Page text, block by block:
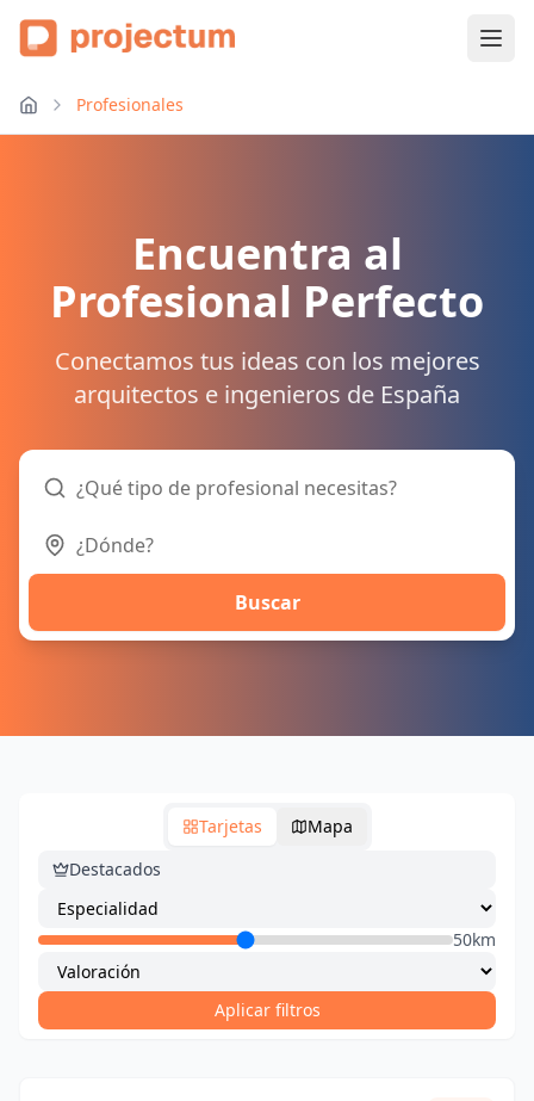
Profesionales
Encuentra al
Profesional Perfecto
Conectamos tus ideas con los mejores
arquitectos e ingenieros de España
Buscar
Tarjetas
Mapa
Destacados
50km
Aplicar filtros